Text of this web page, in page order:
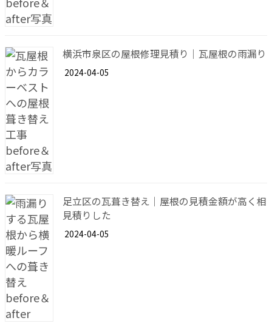
横浜市泉区の屋根修理見積り｜瓦屋根の雨漏り
2024-04-05
足立区の瓦葺き替え｜屋根の見積金額が高く相
見積りした
2024-04-05